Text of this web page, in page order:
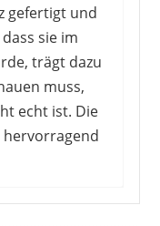
gefertigt und
sie im
trägt dazu
muss,
echt ist. Die
hervorragend